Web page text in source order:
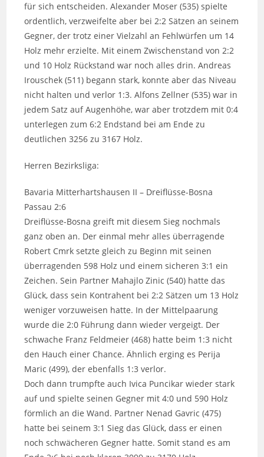
für sich entscheiden. Alexander Moser (535) spielte
ordentlich, verzweifelte aber bei 2:2 Sätzen an seinem
Gegner, der trotz einer Vielzahl an Fehlwürfen um 14
Holz mehr erzielte. Mit einem Zwischenstand von 2:2
und 10 Holz Rückstand war noch alles drin. Andreas
Irouschek (511) begann stark, konnte aber das Niveau
nicht halten und verlor 1:3. Alfons Zellner (535) war in
jedem Satz auf Augenhöhe, war aber trotzdem mit 0:4
unterlegen zum 6:2 Endstand bei am Ende zu
deutlichen 3256 zu 3167 Holz.
Herren Bezirksliga:
Bavaria Mitterhartshausen II – Dreiflüsse-Bosna
Passau 2:6
Dreiflüsse-Bosna greift mit diesem Sieg nochmals
ganz oben an. Der einmal mehr alles überragende
Robert Cmrk setzte gleich zu Beginn mit seinen
überragenden 598 Holz und einem sicheren 3:1 ein
Zeichen. Sein Partner Mahajlo Zinic (540) hatte das
Glück, dass sein Kontrahent bei 2:2 Sätzen um 13 Holz
weniger vorzuweisen hatte. In der Mittelpaarung
wurde die 2:0 Führung dann wieder vergeigt. Der
schwache Franz Feldmeier (468) hatte beim 1:3 nicht
den Hauch einer Chance. Ähnlich erging es Perija
Maric (499), der ebenfalls 1:3 verlor.
Doch dann trumpfte auch Ivica Puncikar wieder stark
auf und spielte seinen Gegner mit 4:0 und 590 Holz
förmlich an die Wand. Partner Nenad Gavric (475)
hatte bei seinem 3:1 Sieg das Glück, dass er einen
noch schwächeren Gegner hatte. Somit stand es am